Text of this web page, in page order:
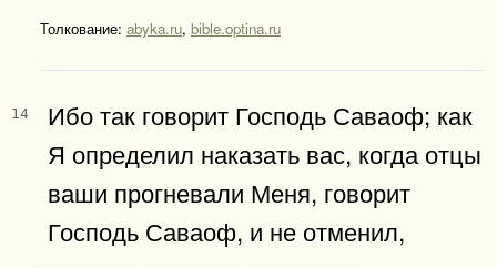
Толкование: abyka.ru, bible.optina.ru
14
Ибо так говорит Господь Саваоф; как
Я определил наказать вас, когда отцы
ваши прогневали Меня, говорит
Господь Саваоф, и не отменил,